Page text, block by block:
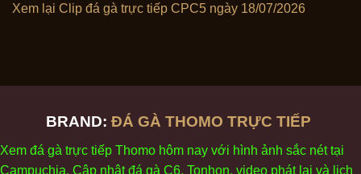
Xem lại Clip đá gà trực tiếp CPC5 ngày 18/07/2026
BRAND: ĐÁ GÀ THOMO TRỰC TIẾP
Xem đá gà trực tiếp Thomo hôm nay với hình ảnh sắc néttại
Campuchia. Cập nhậtđá gà C6, Tonhon, video phátl ại và ịch